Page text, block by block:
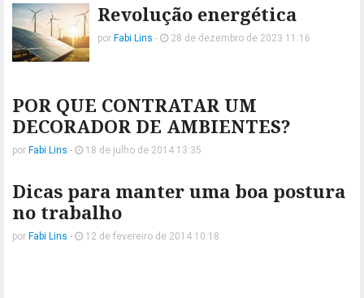
Revolução energética
por Fabi Lins - 28 de dezembro de 2023 11:16
POR QUE CONTRATAR UM
DECORADOR DE AMBIENTES?
por Fabi Lins - 18 de julho de 2014 13:35
Dicas para manter uma boa postura
no trabalho
por Fabi Lins - 12 de fevereiro de 2014 10:18